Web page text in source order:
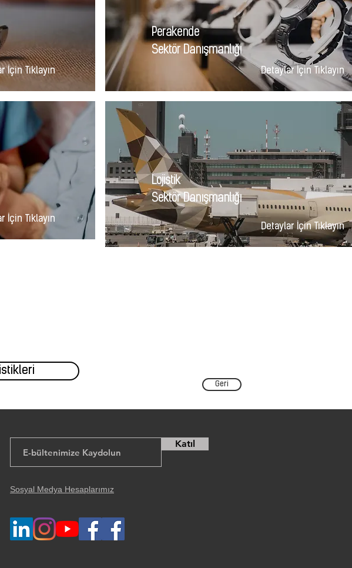
İçin Tıklayın
İçin Tıklayın
Perakende
Sektör Danışmanlığı
Detaylar İçin Tıklayın
Lojistik
Sektör Danışmanlığı
Detaylar İçin Tıklayın
Geri
Katıl
Sosyal Medya Hesaplarımız